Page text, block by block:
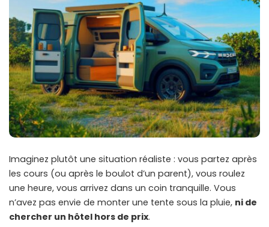
Imaginez plutôt une situation réaliste : vous partez après
les cours (ou après le boulot d’un parent), vous roulez
une heure, vous arrivez dans un coin tranquille. Vous
n’avez pas envie de monter une tente sous la pluie, ni de
chercher un hôtel hors de prix.